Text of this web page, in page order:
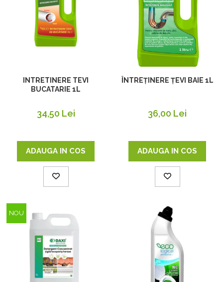
INTRETINERE TEVI
BUCATARIE 1L
34,50 Lei
ADAUGA IN COS
ÎNTREȚINERE ȚEVI BAIE 1L
36,00 Lei
ADAUGA IN COS
NOU